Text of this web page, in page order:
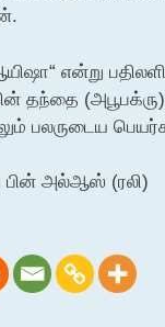
என்று
(அபூபக்ரு)“
பலருடைய
பின் அல்ஆஸ் (ரலி)